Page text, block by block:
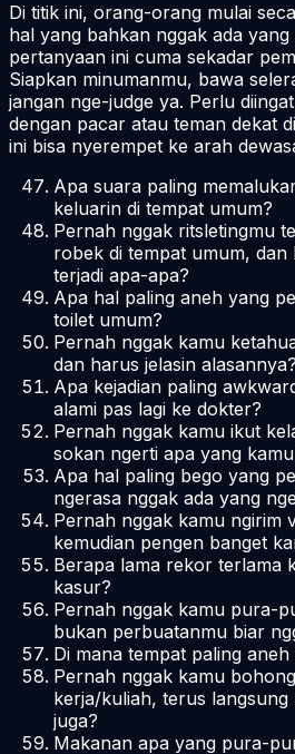
Di titik ini, orang-orang mulai
hal yang bahkan nggak ada
pertanyaan ini cuma sekadar
Siapkan minumanmu, bawa
jangan nge-judge ya. Perlu
dengan pacar atau teman dekat
ini bisa nyerempet ke arah
Apa suara paling
keluarin di tempat umum?
Pernah nggak ritsletingmu
robek di tempat umum,
terjadi apa-apa?
Apa hal paling aneh yang
toilet umum?
Pernah nggak kamu
dan harus jelasin alasannya?
Apa kejadian paling
alami pas lagi ke dokter?
Pernah nggak kamu ikut
sokan ngerti apa yang
Apa hal paling bego yang
ngerasa nggak ada yang
Pernah nggak kamu ngirim
kemudian pengen banget
Berapa lama rekor terlama
kasur?
Pernah nggak kamu pura-
bukan perbuatanmu biar
Di mana tempat paling
Pernah nggak kamu
kerja/kuliah, terus langsung
juga?
Makanan apa yang pura-